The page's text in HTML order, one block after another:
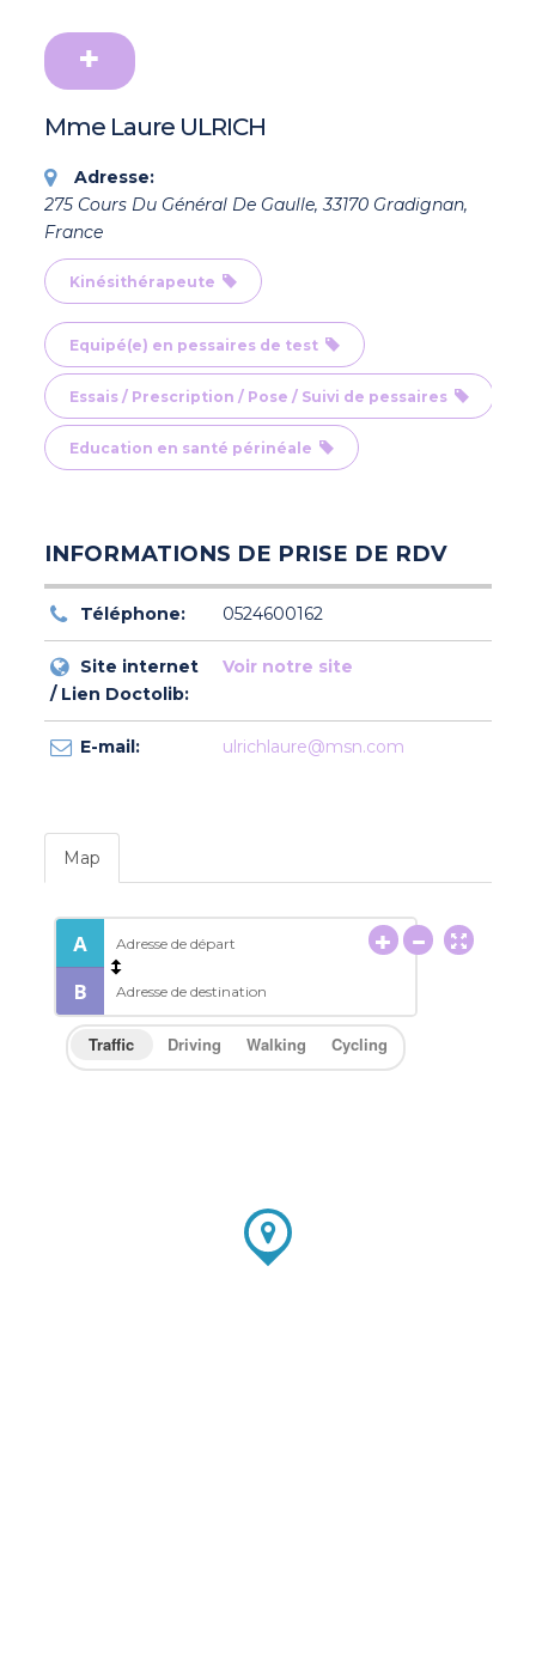
Mme Laure ULRICH
Adresse:
275 Cours Du Général De Gaulle, 33170 Gradignan,
France
Kinésithérapeute
Equipé(e) en pessaires de test
Essais / Prescription / Pose / Suivi de pessaires
Education en santé périnéale
INFORMATIONS DE PRISE DE RDV
Téléphone: 0524600162
Site internet
/ Lien Doctolib:
Voir notre site
E-mail: ulrichlaure@msn.com
Map
Traffic Driving Walking Cycling